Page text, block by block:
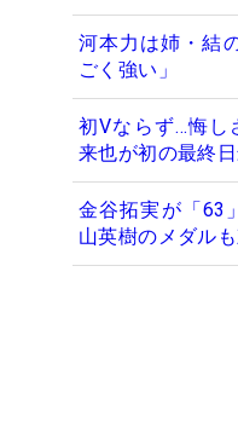
河本力は姉・結
ごく強い」
初Vならず…悔
来也が初の最終
金谷拓実が「63
山英樹のメダル